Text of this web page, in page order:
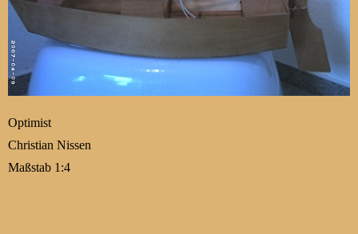
Optimist
Christian Nissen
Maßstab 1:4